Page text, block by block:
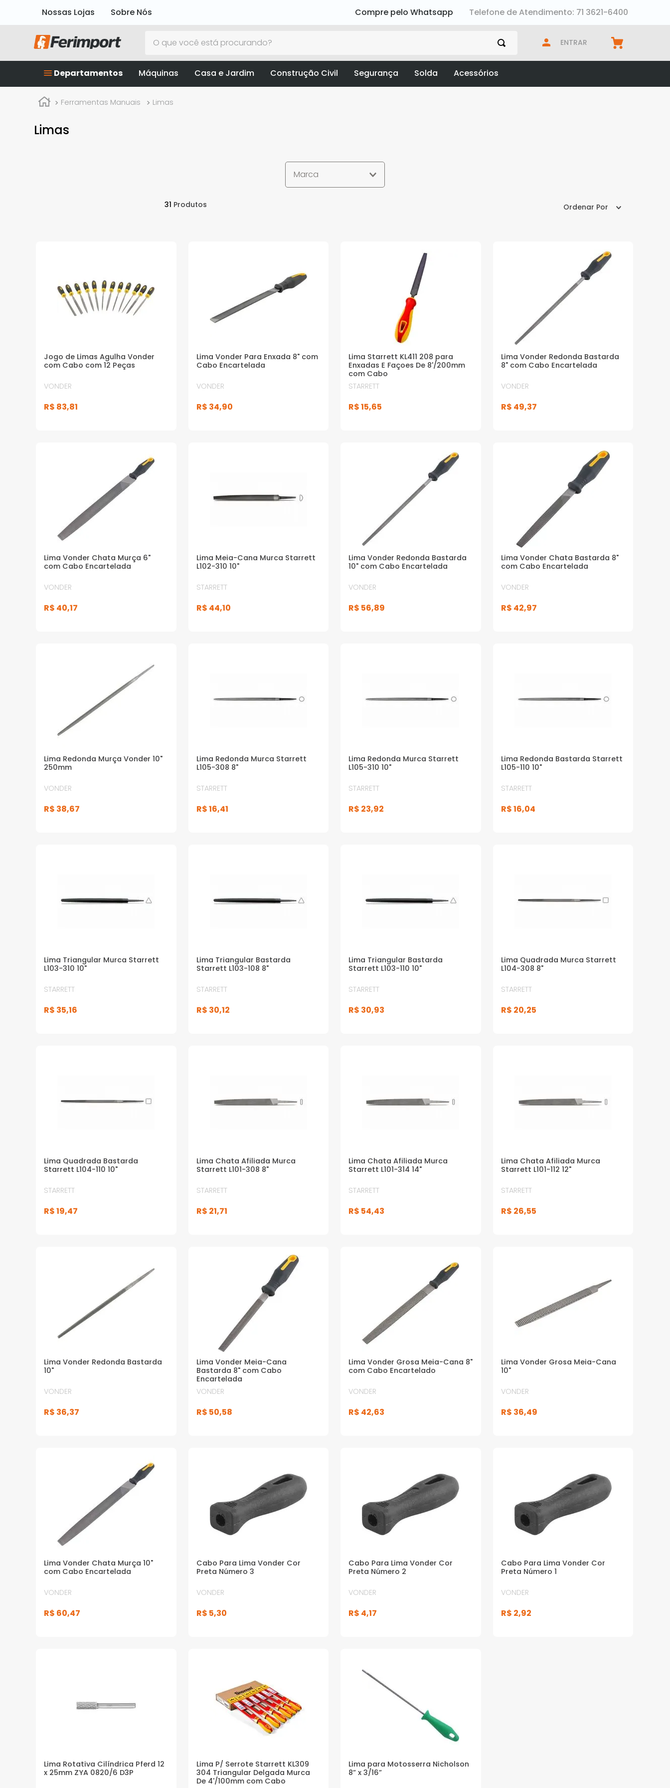
Nossas Lojas Sobre Nós Compre pelo Whatsapp
Telefone de Atendimento: 71 3621-6400
ENTRAR
Departamentos Máquinas Casa e Jardim Construção Civil Segurança Solda Acessórios
Ferramentas Manuais Limas
Limas
Marca
31 Produtos Ordenar Por
Jogo de Limas Agulha Vonder
com Cabo com 12 Peças
VONDER
R$ 83,81
Lima Vonder Para Enxada 8" com
Cabo Encartelada
VONDER
R$ 34,90
Lima Starrett KL411 208 para
Enxadas E Façoes De 8'/200mm
com Cabo
STARRETT
R$15,65
Lima Vonder Redonda Bastarda
8" com Cabo Encartelada
VONDER
R$ 49,37
Lima Vonder Chata Murça 6"
com Cabo Encartelada
VONDER
R$ 40,17
Lima Meia-Cana Murca Starrett
L102-310 10"
STARRETT
R$ 44,10
Lima Vonder Redonda Bastarda
10" com Cabo Encartelada
VONDER
R$ 56,89
Lima Vonder Chata Bastarda 8"
com Cabo Encartelada
VONDER
R$ 42,97
Lima Redonda Murça Vonder 10"
250mm
VONDER
R$ 38,67
Lima Redonda Murca Starrett
L105-308 8"
STARRETT
R$16,41
Lima Redonda Murca Starrett
L105-310 10"
STARRETT
R$ 23,92
Lima Redonda Bastarda Starrett
L105-110 10"
STARRETT
R$16,04
Lima Triangular Murca Starrett
L103-310 10"
STARRETT
R$ 35,16
Lima Triangular Bastarda
Starrett L103-108 8"
STARRETT
R$ 30,12
Lima Triangular Bastarda
Starrett L103-110 10"
STARRETT
R$ 30,93
Lima Quadrada Murca Starrett
L104-308 8"
STARRETT
R$ 20,25
Lima Quadrada Bastarda
Starrett L104-110 10"
STARRETT
R$19,47
Lima Chata Afiliada Murca
Starrett L101-308 8"
STARRETT
R$ 21,71
Lima Chata Afiliada Murca
Starrett L101-314 14"
STARRETT
R$ 54,43
Lima Chata Afiliada Murca
Starrett L101-112 12"
STARRETT
R$ 26,55
Lima Vonder Redonda Bastarda
10"
VONDER
R$ 36,37
Lima Vonder Meia-Cana
Bastarda 8" com Cabo
Encartelada
VONDER
R$ 50,58
Lima Vonder Grosa Meia-Cana 8"
com Cabo Encartelado
VONDER
R$ 42,63
Lima Vonder Grosa Meia-Cana
10"
VONDER
R$ 36,49
Lima Vonder Chata Murça 10"
com Cabo Encartelada
VONDER
R$ 60,47
Cabo Para Lima Vonder Cor
Preta Número 3
VONDER
R$ 5,30
Cabo Para Lima Vonder Cor
Preta Número 2
VONDER
R$ 4,17
Cabo Para Lima Vonder Cor
Preta Número 1
VONDER
R$ 2,92
Lima Rotativa Cilíndrica Pferd 12
x 25mm ZYA 0820/6 D3P
Lima P/ Serrote Starrett KL309
304 Triangular Delgada Murca
De 4'/100mm com Cabo
Lima para Motosserra Nicholson
8” x 3/16”